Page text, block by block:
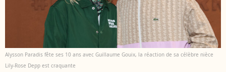
Alysson Paradis fête ses 10 ans avec Guillaume Gouix, la réaction de sa célèbre nièce
Lily-Rose Depp est craquante